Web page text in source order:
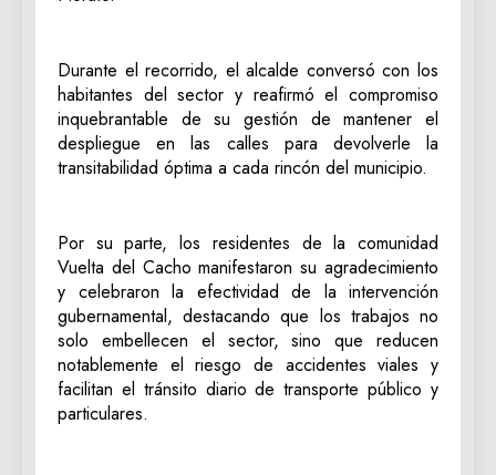
Durante el recorrido, el alcalde conversó con los
habitantes del sector y reafirmó el compromiso
inquebrantable de su gestión de mantener el
despliegue en las calles para devolverle la
transitabilidad óptima a cada rincón del municipio.
Por su parte, los residentes de la comunidad
Vuelta del Cacho manifestaron su agradecimiento
y celebraron la efectividad de la intervención
gubernamental, destacando que los trabajos no
solo embellecen el sector, sino que reducen
notablemente el riesgo de accidentes viales y
facilitan el tránsito diario de transporte público y
particulares.